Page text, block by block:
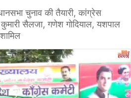
चुनाव की तैयारी, कांग्रेस
सैलजा, गणेश गोदियाल, यशपाल